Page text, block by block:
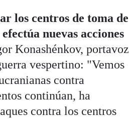
los centros de toma de
nuevas acciones
Konashénkov, portavoz
vespertino: "Vemos
contra
continúan, ha
contra los centros